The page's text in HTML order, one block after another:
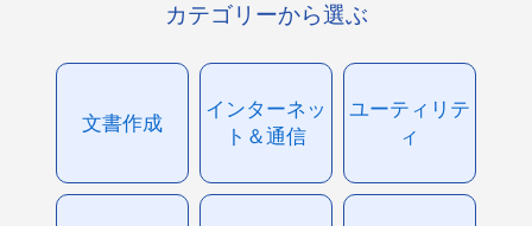
カテゴリーから選ぶ
文書作成
インターネッ
ト＆通信
ユーティリテ
ィ